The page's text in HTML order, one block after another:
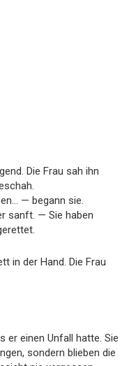
Die Frau sah ihn
— begann sie.
sanft. — Sie haben
in der Hand. Die Frau
er einen Unfall hatte. Sie
sondern blieben die